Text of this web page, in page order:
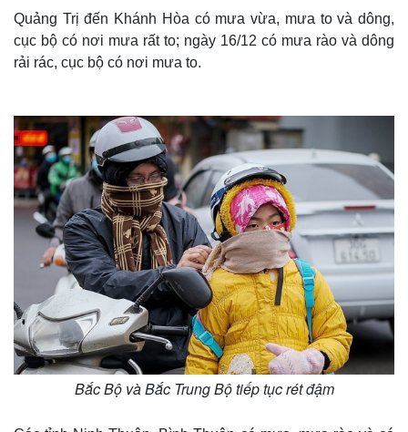
Quảng Trị đến Khánh Hòa có mưa vừa, mưa to và dông,
cục bộ có nơi mưa rất to; ngày 16/12 có mưa rào và dông
rải rác, cục bộ có nơi mưa to.
Bắc Bộ và Bắc Trung Bộ tiếp tục rét đậm